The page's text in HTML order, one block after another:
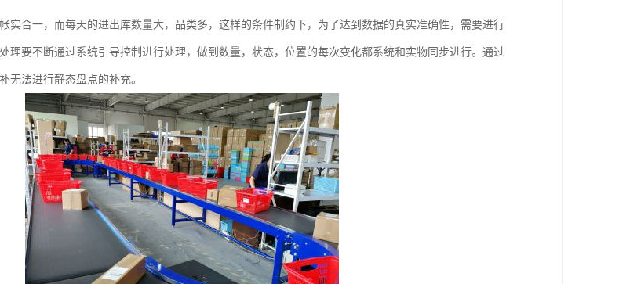
实合一，而每天的进出库数量大，品类多，这样的条件制约下，为了达到数据的真实准确性，需要进行
理要不断通过系统引导控制进行处理，做到数量，状态，位置的每次变化都系统和实物同步进行。通过
无法进行静态盘点的补充。